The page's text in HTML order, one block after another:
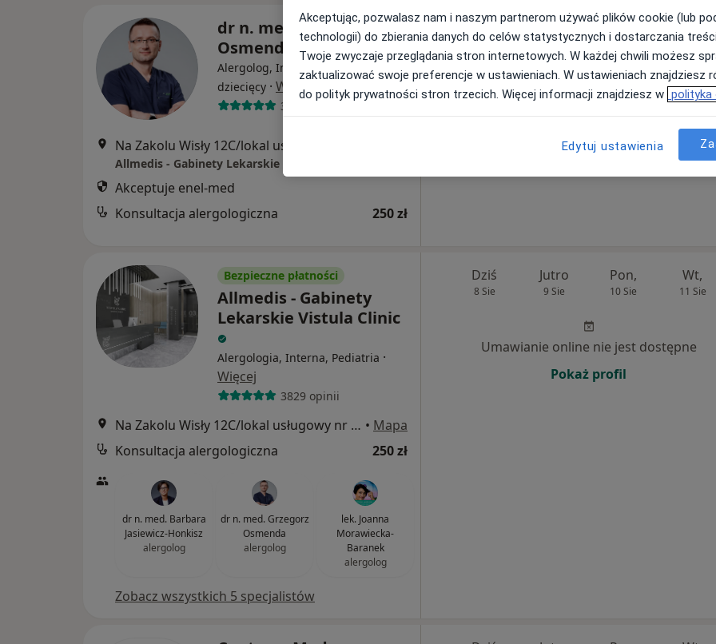
dr n. med. Grzegorz
Osmenda
Alergolog, Internista, Alergolog
dziecięcy · Więcej
351 opinii
Allmedis - Gabinety Lekarskie Vistula Clinic
Akceptuje enel-med
Konsultacja alergologiczna
250 zł
Dziś
8 Sie
Jutro
9 Sie
Pon,
10 Sie
Wt,
11 Sie
Umawianie online nie jest dostępne
Bezpieczne płatności
Allmedis - Gabinety
Lekarskie Vistula Clinic
Alergologia, Interna, Pediatria ·
Więcej
3829 opinii
Na Zakolu Wisły 12C/lokal usługowy nr 2, Kraków • Mapa
Konsultacja alergologiczna
250 zł
dr n. med. Barbara
Jasiewicz-Honkisz
alergolog
dr n. med. Grzegorz
Osmenda
alergolog
lek. Joanna
Morawiecka-
Baranek
alergolog
Zobacz wszystkich 5 specjalistów
Dziś
8 Sie
Jutro
9 Sie
Pon,
10 Sie
Wt,
11 Sie
Umawianie online nie jest dostępne
Pokaż profil
Akceptując, pozwalasz nam i naszym partnerom używać plików cookie (lub
technologii) do zbierania danych do celów statystycznych i dostarczania
Twoje zwyczaje przeglądania stron internetowych. W każdej chwili możesz
zaktualizować swoje preferencje w ustawieniach. W ustawieniach znajdziesz
do polityk prywatności stron trzecich. Więcej informacji znajdziesz w polityka
Edytuj ustawienia